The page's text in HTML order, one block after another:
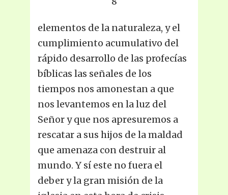
elementos de la naturaleza, y el
cumplimiento acumulativo del
rápido desarrollo de las profecías
bíblicas las señales de los
tiempos nos amonestan a que
nos levantemos en la luz del
Señor y que nos apresuremos a
rescatar a sus hijos de la maldad
que amenaza con destruir al
mundo. Y sí este no fuera el
deber y la gran misión de la